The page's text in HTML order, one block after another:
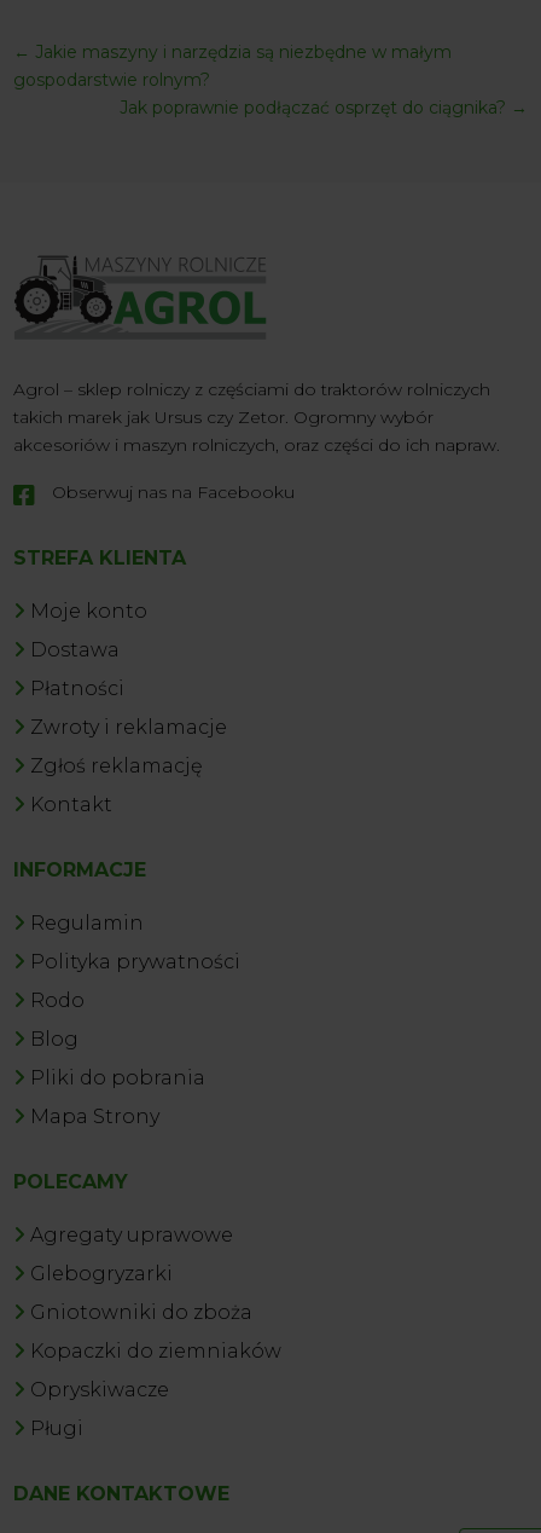
←Jakie maszyny i narzędzia są niezbędne w małym
gospodarstwie rolnym?
Jak poprawnie podłączać osprzęt do ciągnika? →
Agrol – sklep rolniczy z częściami do traktorów rolniczych
takich marek jak Ursus czy Zetor. Ogromny wybór
akcesoriów i maszyn rolniczych, oraz części do ich napraw.
 Obserwuj nas na Facebooku
STREFA KLIENTA
Moje konto
Dostawa
Płatności
Zwroty i reklamacje
Zgłoś reklamację
Kontakt
INFORMACJE
Regulamin
Polityka prywatności
Rodo
Blog
Pliki do pobrania
Mapa Strony
POLECAMY
Agregaty uprawowe
Glebogryzarki
Gniotowniki do zboża
Kopaczki do ziemniaków
Opryskiwacze
Pługi
DANE KONTAKTOWE